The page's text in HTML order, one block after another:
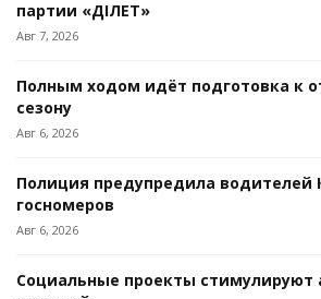
партии «ӘДІЛЕТ»
Авг 7, 2026
Полным ходом идёт подготовка к
сезону
Авг 6, 2026
Полиция предупредила водителей
госномеров
Авг 6, 2026
Социальные проекты стимулируют